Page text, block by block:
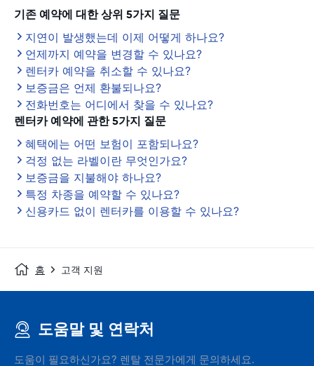
기존 예약에 대한 상위 5가지 질문
지연이 발생했는데 이제 어떻게 하나요?
언제까지 예약을 변경할 수 있나요?
렌터카 예약을 취소할 수 있나요?
보증금은 언제 환불되나요?
전화번호는 어디에서 찾을 수 있나요?
렌터카 예약에 관한 5가지 질문
혜택에는 어떤 보험이 포함되나요?
걱정 없는 라벨이란 무엇인가요?
보증금을 지불해야 하나요?
특정 차종을 예약할 수 있나요?
신용카드 없이 렌터카를 이용할 수 있나요?
홈 고객 지원
도움말 및 연락처
도움이 필요하신가요? 렌탈 전문가에게 문의하세요.